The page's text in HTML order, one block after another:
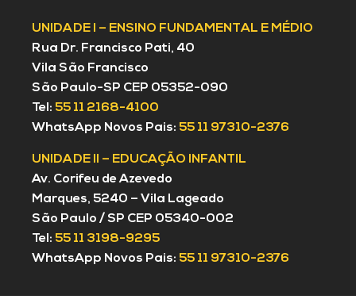
UNIDADE I – ENSINO FUNDAMENTAL E MÉDIO
Rua Dr. Francisco Pati, 40
Vila São Francisco
São Paulo-SP CEP 05352-090
Tel: 55 11 2168-4100
WhatsApp Novos Pais: 55 11 97310-2376
UNIDADE II – EDUCAÇÃO INFANTIL
Av. Corifeu de Azevedo
Marques, 5240 – Vila Lageado
São Paulo / SP CEP 05340-002
Tel: 55 11 3198-9295
WhatsApp Novos Pais: 55 11 97310-2376